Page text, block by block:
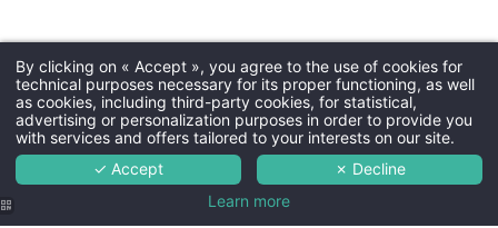
By clicking on « Accept », you agree to the use of cookies for
technical purposes necessary for its proper functioning, as well
as cookies, including third-party cookies, for statistical,
advertising or personalization purposes in order to provide you
with services and offers tailored to your interests on our site.
✓ Accept
✗ Decline
Learn more